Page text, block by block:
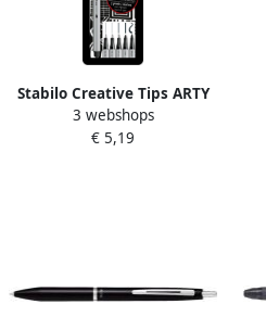
Stabilo Creative Tips ARTY
geassorteerde punten pak
van 5 stuks zwart
3 webshops
€ 5,19